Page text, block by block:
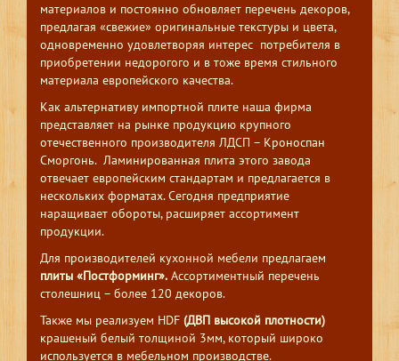
материалов и постоянно обновляет перечень декоров,
предлагая «свежие» оригинальные текстуры и цвета,
одновременно удовлетворяя интерес потребителя в
приобретении недорогого и в тоже время стильного
материала европейского качества.
Как альтернативу импортной плите наша фирма
представляет на рынке продукцию крупного
отечественного производителя ЛДСП – Кроноспан
Сморгонь. Ламинированная плита этого завода
отвечает европейским стандартам и предлагается в
нескольких форматах. Сегодня предприятие
наращивает обороты, расширяет ассортимент
продукции.
Для производителей кухонной мебели предлагаем
плиты «Постформинг». Ассортиментный перечень
столешниц – более 120 декоров.
Также мы реализуем HDF (ДВП высокой плотности)
крашеный белый толщиной 3мм, который широко
используется в мебельном производстве.